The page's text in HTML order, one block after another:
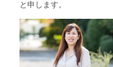
と申します。